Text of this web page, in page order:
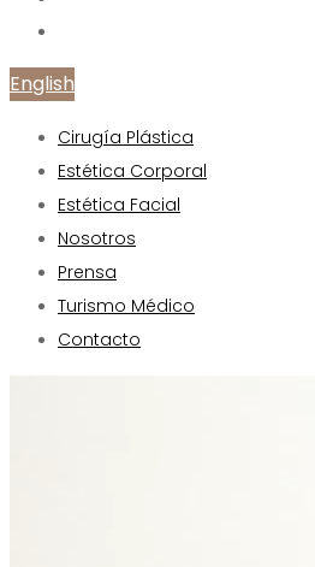
English
Cirugía Plástica
Estética Corporal
Estética Facial
Nosotros
Prensa
Turismo Médico
Contacto